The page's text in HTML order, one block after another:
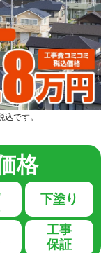
です。
格
下塗り
工事
保証